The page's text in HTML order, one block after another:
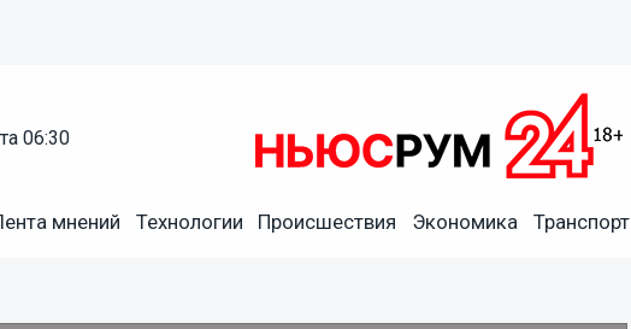
06:30
мнений Технологии Происшествия Экономика Транспорт
в летний период пройдет 15 мая в